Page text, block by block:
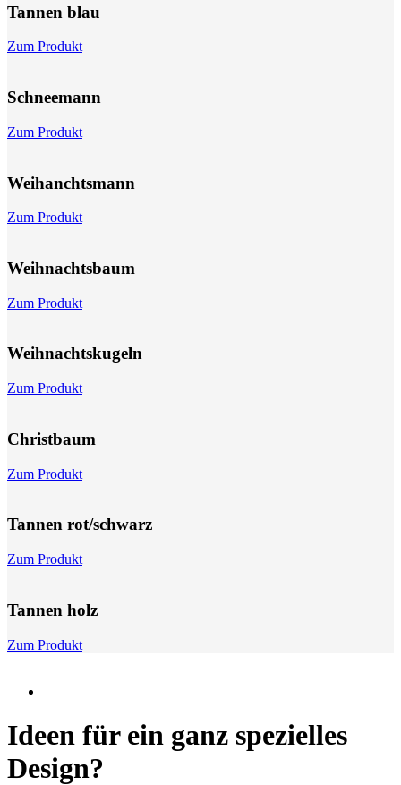
Tannen blau
Zum Produkt
Schnee­mann
Zum Produkt
Weihanchts­mann
Zum Produkt
Weihnachts­baum
Zum Produkt
Weihnachts­kugeln
Zum Produkt
Christbaum
Zum Produkt
Tannen rot/schwarz
Zum Produkt
Tannen holz
Zum Produkt
Ideen für ein ganz spezielles
Design?